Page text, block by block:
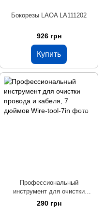
Бокорезы LAOA LA111202
926 грн
Купить
Профессиональный
инструмент для очистки
провода и кабеля, 7 дюймов
290 грн